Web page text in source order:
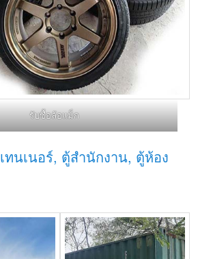
รับซื้อล้อแม็ก
นเนอร์, ตู้สำนักงาน, ตู้ห้อง